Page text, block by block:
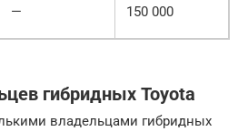
— 150 000
гибридных Toyota
владельцами гибридных